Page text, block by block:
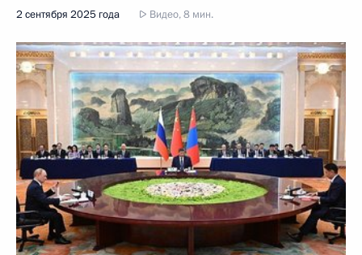
2 сентября 2025 года Видео, 8 мин.